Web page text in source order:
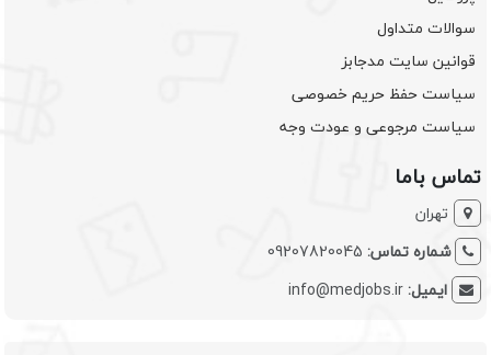
سوالات متداول
قوانین سایت مدجابز
سیاست حفظ حریم خصوصی
سیاست مرجوعی و عودت وجه
تماس باما
تهران
شماره تماس: 09207820045
ایمیل:info@medjobs.ir